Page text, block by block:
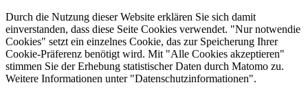
Durch die Nutzung dieser Website erklären Sie sich damit
einverstanden, dass diese Seite Cookies verwendet. "Nur notwendie
Cookies" setzt ein einzelnes Cookie, das zur Speicherung Ihrer
Cookie-Präferenz benötigt wird. Mit "Alle Cookies akzeptieren"
stimmen Sie der Erhebung statistischer Daten durch Matomo zu.
Weitere Informationen unter "Datenschutzinformationen".